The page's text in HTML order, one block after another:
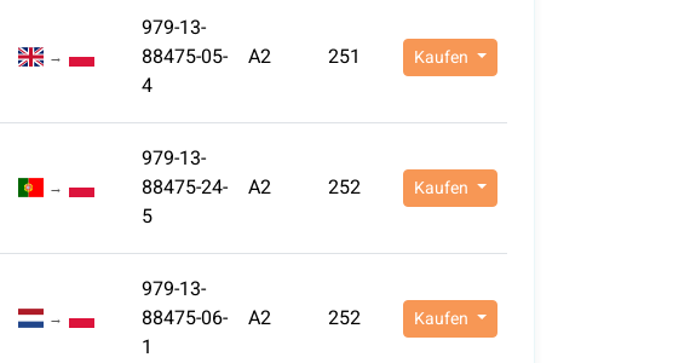
→
979-13-
88475-05-
4
A2 251 Kaufen
→
979-13-
88475-24-
5
A2 252 Kaufen
→
979-13-
88475-06-
1
A2 252 Kaufen